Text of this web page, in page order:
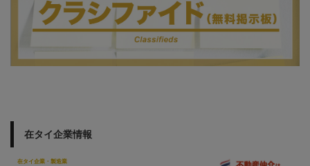
在タイ企業情報
在タイ企業・製造業